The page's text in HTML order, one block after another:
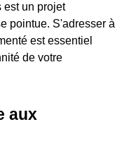
est un projet
pointue. S'adresser à
est essentiel
de votre
aux